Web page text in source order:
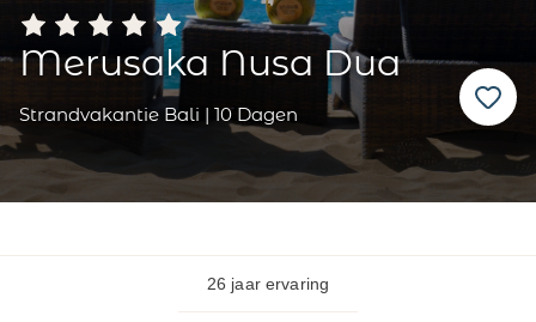
Merusaka Nusa Dua
Strandvakantie Bali | 10 Dagen
26 jaar ervaring